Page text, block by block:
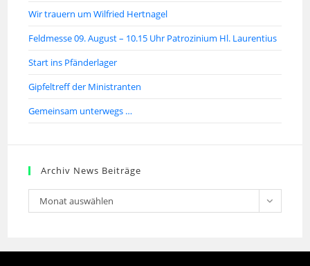
Wir trauern um Wilfried Hertnagel
Feldmesse 09. August – 10.15 Uhr Patrozinium Hl. Laurentius
Start ins Pfänderlager
Gipfeltreff der Ministranten
Gemeinsam unterwegs …
Archiv News Beiträge
Monat auswählen